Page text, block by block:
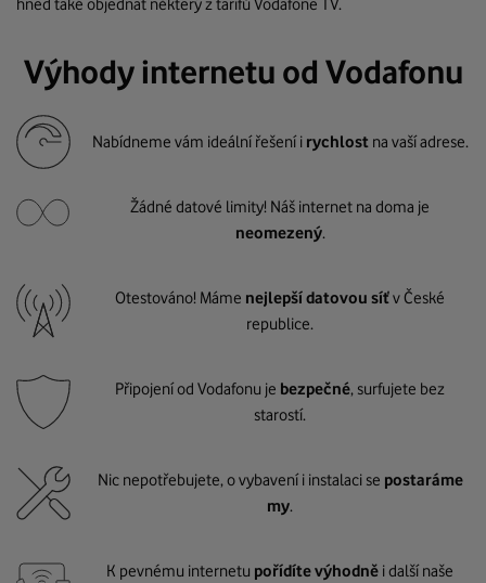
hned také objednat některý z tarifů Vodafone TV.
Výhody internetu od Vodafonu
Nabídneme vám ideální řešení i rychlost na vaší adrese.
Žádné datové limity! Náš internet na doma je
neomezený.
Otestováno! Máme nejlepší datovou síťv České
republice.
Připojení od Vodafonu je bezpečné, surfujete bez
starostí.
Nic nepotřebujete, o vybavení i instalaci se postaráme
my.
K pevnému internetu pořídíte výhodně i další naše